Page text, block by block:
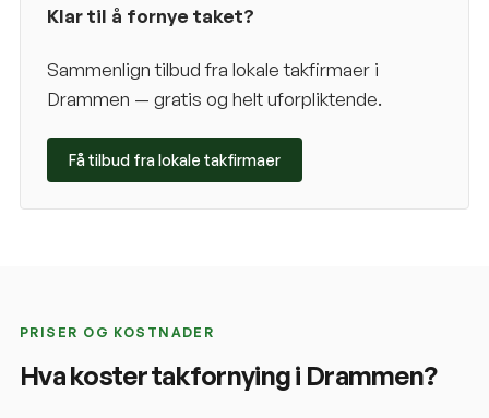
Klar til å fornye taket?
Sammenlign tilbud fra lokale takfirmaer i
Drammen — gratis og helt uforpliktende.
Få tilbud fra lokale takfirmaer
PRISER OG KOSTNADER
Hva koster takfornying i Drammen?